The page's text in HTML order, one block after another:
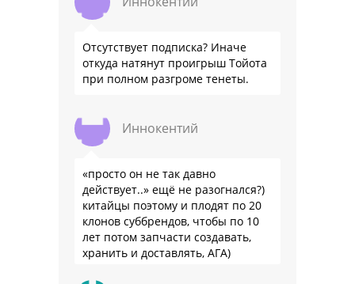
Отсутствует подписка? Иначе
откуда натянут проигрыш Тойота
при полном разгроме тенеты.
Иннокентий
«просто он не так давно
действует..» ещё не разогнался?)
китайцы поэтому и плодят по 20
клонов суббрендов, чтобы по 10
лет потом запчасти создавать,
хранить и доставлять, АГА)